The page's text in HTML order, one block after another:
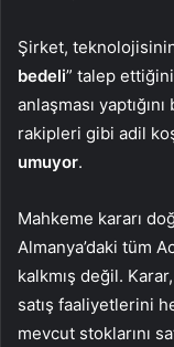
Şirket, teknolojisinin
bedeli” talep
anlaşması
rakipleri gibi adil
umuyor.
Mahkeme kararı
Almanya’daki tüm
kalkmış değil.
satış faaliyetlerini
mevcut stoklarını